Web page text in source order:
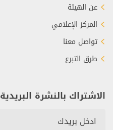
عن الهيئة
المركز الإعلامي
تواصل معنا
طرق التبرع
الاشتراك بالنشرة البريدية